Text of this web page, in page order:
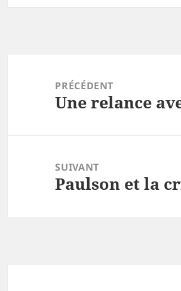
PRÉCÉDENT
Article
Une relance
SUIVANT
Article
Paulson et la